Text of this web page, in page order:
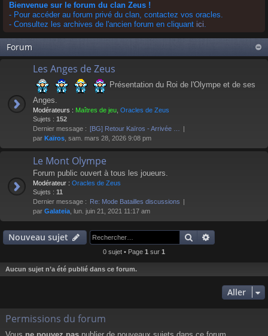
Bienvenue sur le forum du clan Zeus !
- Pour accéder au forum privé du clan, contactez vos oracles.
- Consultez les archives de l'ancien forum en cliquant ici.
Forum
Les Anges de Zeus
Présentation du Roi de l'Olympe et de ses
Anges.
Modérateurs : Maîtres de jeu Oracles de Zeus
Sujets : 152
Dernier message : [BG] Retour Kaïros - Arrivée …
par Kaïros , sam. mars 28, 2026 9:08 pm
Le Mont Olympe
Forum public ouvert à tous les joueurs.
Modérateur : Oracles de Zeus
Sujets : 11
Dernier message : Re: Mode Batailles discussions
par Galateia , lun. juin 21, 2021 11:17 am
Nouveau sujet Rechercher
0 sujet • Page 1 sur 1
Aucun sujet n’a été publié dans ce forum.
Aller
Permissions du forum